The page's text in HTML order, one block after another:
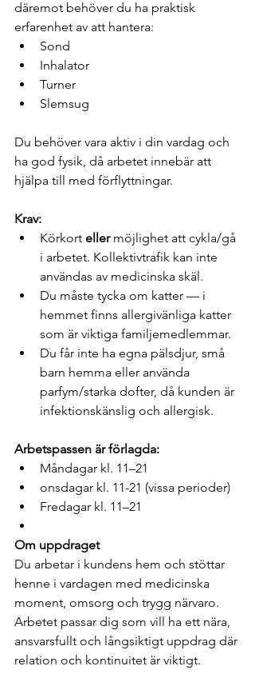
däremot behöver du ha praktisk
erfarenhet av att hantera:
Sond
Inhalator
Turner
Slemsug
Du behöver vara aktiv i din vardag och
ha god fysik, då arbetet innebär att
hjälpa till med förflyttningar.
Krav:
Körkort eller möjlighet att cykla/gå
i arbetet. Kollektivtrafik kan inte
användas av medicinska skäl.
Du måste tycka om katter — i
hemmet finns allergivänliga katter
som är viktiga familjemedlemmar.
Du får inte ha egna pälsdjur, små
barn hemma eller använda
parfym/starka dofter, då kunden är
infektionskänslig och allergisk.
Arbetspassen är förlagda:
Måndagar kl. 11–21
onsdagar kl. 11-21 (vissa perioder)
Fredagar kl. 11–21
Om uppdraget
Du arbetar i kundens hem och stöttar
henne i vardagen med medicinska
moment, omsorg och trygg närvaro.
Arbetet passar dig som vill ha ett nära,
ansvarsfullt och långsiktigt uppdrag där
relation och kontinuitet är viktigt.